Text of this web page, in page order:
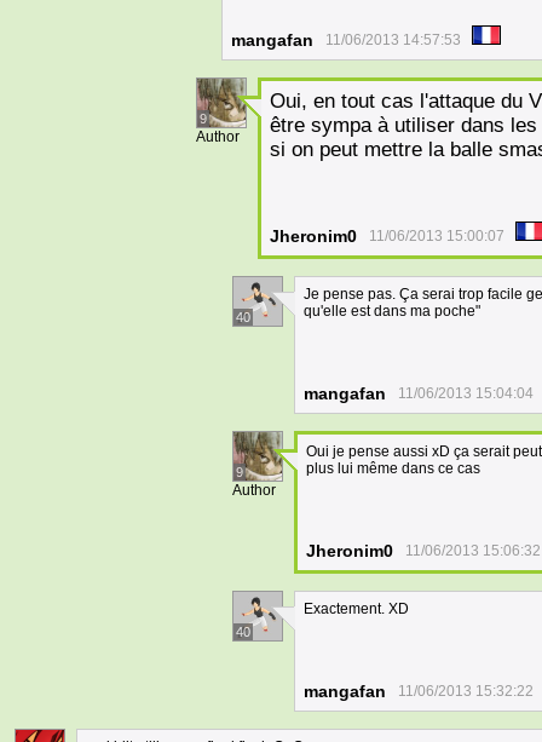
mangafan 11/06/2013 14:57:53
9
Author
Oui, en tout cas l'attaque du
être sympa à utiliser dans
si on peut mettre la balle
Jheronim0 11/06/2013 15:00:07
40
Je pense pas. Ça serai trop facile
qu'elle est dans ma poche"
mangafan 11/06/2013 15:04:04
9
Author
Oui je pense aussi xD ça serait
plus lui même dans ce cas
Jheronim0 11/06/2013 15:06:32
40
Exactement. XD
mangafan 11/06/2013 15:32:22